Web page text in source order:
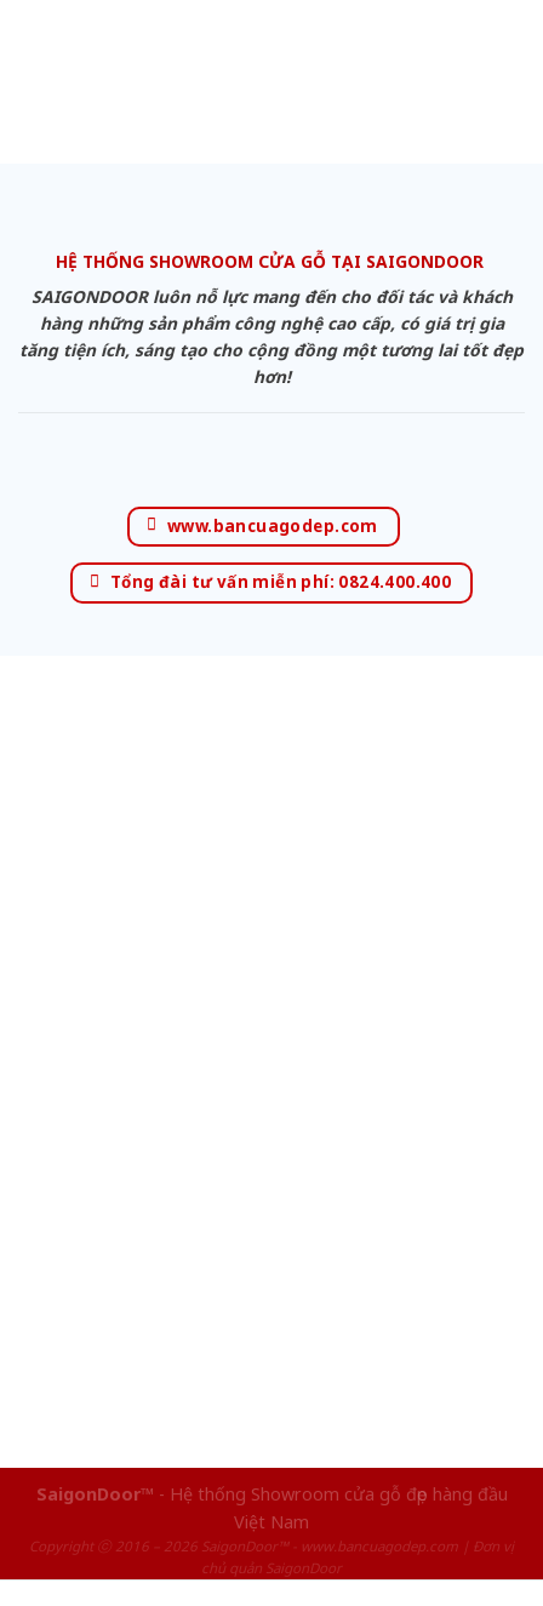
HỆ THỐNG SHOWROOM CỬA GỖ TẠI SAIGONDOOR
SAIGONDOOR luôn nỗ lực mang đến cho đối tác và khách
hàng những sản phẩm công nghệ cao cấp, có giá trị gia
tăng tiện ích, sáng tạo cho cộng đồng một tương lai tốt đẹp
hơn!
www.bancuagodep.com
Tổng đài tư vấn miễn phí: 0824.400.400
SaigonDoor™ - Hệ thống Showroom cửa gỗ đẹp hàng đầu
Việt Nam
Copyright ⓒ 2016 – 2026 SaigonDoor™ - www.bancuagodep.com | Đơn vị
chủ quản SaigonDoor